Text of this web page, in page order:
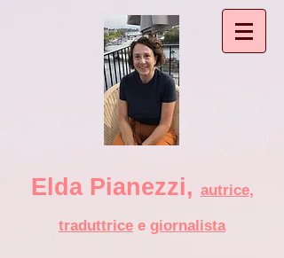
Elda Pianezzi , autrice,
traduttrice e giornalista